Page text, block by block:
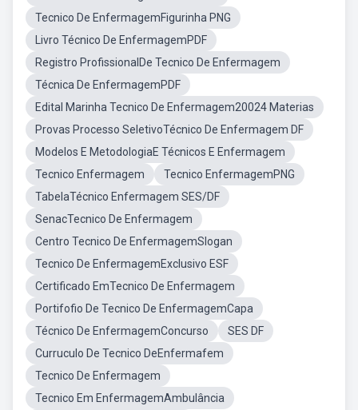
Tecnico De EnfermagemFigurinha PNG
Livro Técnico De EnfermagemPDF
Registro ProfissionalDe Tecnico De Enfermagem
Técnica De EnfermagemPDF
Edital Marinha Tecnico De Enfermagem20024 Materias
Provas Processo SeletivoTécnico De Enfermagem DF
Modelos E MetodologiaE Técnicos E Enfermagem
Tecnico Enfermagem
Tecnico EnfermagemPNG
TabelaTécnico Enfermagem SES/DF
SenacTecnico De Enfermagem
Centro Tecnico De EnfermagemSlogan
Tecnico De EnfermagemExclusivo ESF
Certificado EmTecnico De Enfermagem
Portifofio De Tecnico De EnfermagemCapa
Técnico De EnfermagemConcurso
SES DF
Curruculo De Tecnico DeEnfermafem
Tecnico De Enfermagem
Tecnico Em EnfermagemAmbulância